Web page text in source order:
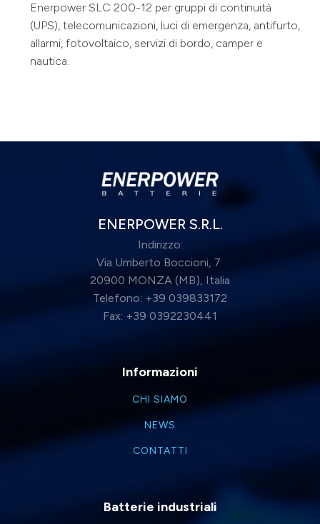
EnerpowerSLC 200-12 per gruppi di continuità
(UPS), telecomunicazioni, luci di emergenza, antifurto,
allarmi, fotovoltaico, servizi di bordo, camper e
nautica.
ENERPOWER S.R.L.
Indirizzo:
Via Umberto Boccioni, 7
20900 MONZA (MB), Italia
Telefono: +39 039833172
Fax: +39 0392230441
Informazioni
CHI SIAMO
NEWS
CONTATTI
Batterie industriali